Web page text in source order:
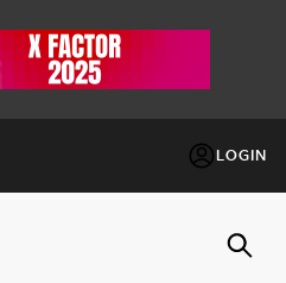
LOGIN
FACTOR